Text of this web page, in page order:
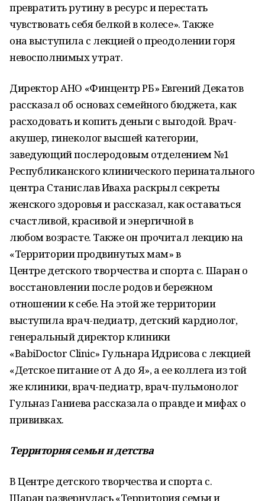
превратить рутину в ресурс и перестать
чувствовать себя белкой в колесе». Также
она выступила с лекцией о преодолении горя
невосполнимых утрат.
Директор АНО «Финцентр РБ» Евгений Декатов
рассказал об основах семейного бюджета, как
расходовать и копить деньги с выгодой. Врач-
акушер, гинеколог высшей категории,
заведующий послеродовым отделением №1
Республиканского клинического перинатального
центра Станислав Иваха раскрыл секреты
женского здоровья и рассказал, как оставаться
счастливой, красивой и энергичной в
любом возрасте. Также он прочитал лекцию на
«Территории продвинутых мам» в
Центре детского творчества и спорта с. Шаран о
восстановлении после родов и бережном
отношении к себе. На этой же территории
выступила врач-педиатр, детский кардиолог,
генеральный директор клиники
«ВabiDoctor Clinic» Гульнара Идрисова с лекцией
«Детское питание от А до Я», а ее коллега из той
же клиники, врач-педиатр, врач-пульмонолог
Гульназ Ганиева рассказала о правде и мифах о
прививках.
Территория семьи и детства
В Центре детского творчества и спорта с.
Шаран развернулась «Территория семьи и